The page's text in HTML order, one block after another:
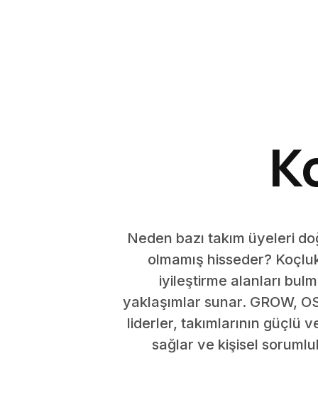
Neden bazı takım üyeleri
olmamış hisseder?
iyileştirme alanları
yaklaşımlar sunar. GROW,
liderler, takımlarının güçlü
sağlar ve kişisel